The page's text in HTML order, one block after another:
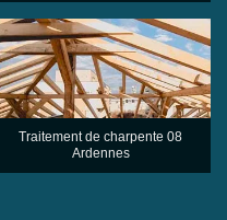
Traitement de charpente 08
Ardennes